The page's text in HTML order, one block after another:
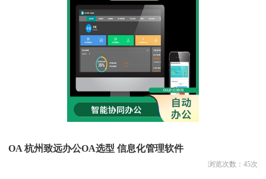
OA 杭州致远办公OA选型 信息化管理软件
浏览次数： 45次